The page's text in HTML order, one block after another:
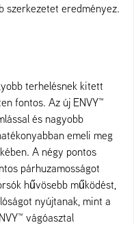
szerkezetet eredményez.
terhelésnek kitett
fontos. Az új ENVY™
és nagyobb
emeli meg
A négy pontos
párhuzamosságot
hűvösebb működést,
nyújtanak, mint a
vágóasztal